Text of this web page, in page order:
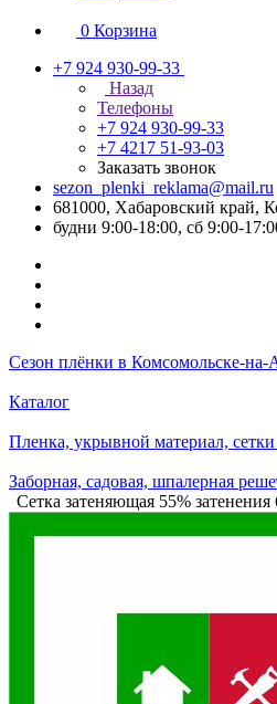
0 Корзина
+7 924 930-99-33
Назад
Телефоны
+7 924 930-99-33
+7 4217 51-93-03
Заказать звонок
sezon_plenki_reklama@mail.ru
681000, Хабаровский край,
будни 9:00-18:00, сб 9:00-
Сезон плёнки в Комсомольске-на-
Каталог
Пленка, укрывной материал,
Заборная, садовая, шпалерная
Сетка затеняющая 55% затенения